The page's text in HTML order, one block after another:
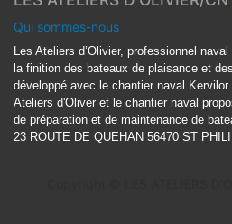
Qui sommes-nous
Les Ateliers d’Olivier, professionnel
la finition des bateaux de plaisance et
développé avec le chantier naval
Ateliers d'Oliver et le chantier naval
de préparation et de maintenance de
23 ROUTE DE QUEHAN 56470 ST